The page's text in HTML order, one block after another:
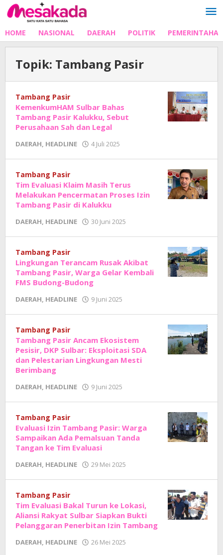
Lewati
ke
HOME NASIONAL DAERAH POLITIK
Topik: Tambang Pasir
Tambang Pasir
KemenkumHAM Sulbar Bahas
Tambang Pasir Kalukku, Sebut
Perusahaan Sah dan Legal
DAERAH, HEADLINE 4 Juli 2025
Junaedi
Tambang Pasir
Tim Evaluasi Klaim Masih Terus
Melakukan Pencermatan Proses Izin
Tambang Pasir di Kalukku
DAERAH, HEADLINE 30 Juni 2025
Junaedi
Tambang Pasir
Lingkungan Terancam Rusak Akibat
Tambang Pasir, Warga Gelar Kembali
FMS Budong-Budong
DAERAH, HEADLINE 9 Juni 2025
Junaedi
Tambang Pasir
Tambang Pasir Ancam Ekosistem
Pesisir, DKP Sulbar: Eksploitasi SDA
dan Pelestarian Lingkungan Mesti
Berimbang
DAERAH, HEADLINE 9 Juni 2025
Junaedi
Tambang Pasir
Evaluasi Izin Tambang Pasir: Warga
Sampaikan Ada Pemalsuan Tanda
Tangan ke Tim Evaluasi
DAERAH, HEADLINE 29 Mei 2025
Junaedi
Tambang Pasir
Tim Evaluasi Bakal Turun ke Lokasi,
Aliansi Rakyat Sulbar Siapkan Bukti
Pelanggaran Penerbitan Izin Tambang
DAERAH, HEADLINE 26 Mei 2025